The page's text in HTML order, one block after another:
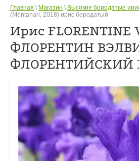
Главная \ Магазин \ Высокие бородатые
(Montanari, 2018) ирис бородатый
Ирис FLORENTINE
ФЛОРЕНТИН
ФЛОРЕНТИЙСКИЙ